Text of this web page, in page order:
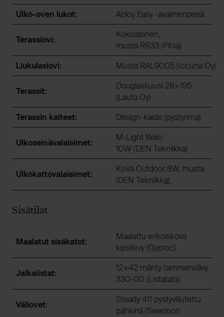
Ulko-oven lukot:
Abloy Easy -avaimenpesä
Terassiovi:
Kokolasinen,
musta RR33 (Pihla)
Liukulasiovi:
Musta RAL9005 (Iccuna Oy)
Terassit:
Douglaskuusi 28×195
(Lauta Oy)
Terassin kaiteet:
Design-kaide (pystyrima)
Ulkoseinävalaisimet:
M-Light Walo
10W (DEN Tekniikka)
Ulkokattovalaisimet:
KoVa Outdoor 8W, musta
(DEN Tekniikka)
Sisätilat
Maalatut sisäkatot:
Maalattu erikoiskova
kipsilevy (Gyproc)
Jalkalistat:
12×42 mänty tammensävy
330-00 (Listatalo)
Väliovet:
Steady 411 pystyviilutettu
pähkinä (Swedoor)